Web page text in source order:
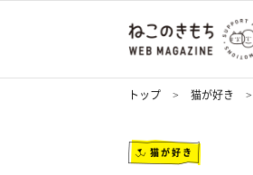
トップ 猫が好き
猫が好き